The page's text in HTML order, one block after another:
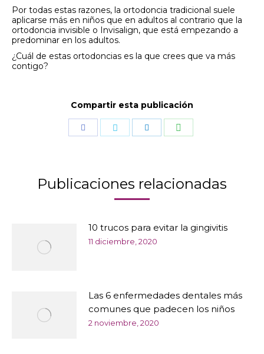
Por todas estas razones, la ortodoncia tradicional suele
aplicarse más en niños que en adultos al contrario que la
ortodoncia invisible o Invisalign, que está empezando a
predominar en los adultos.
¿Cuál de estas ortodoncias es la que crees que va más
contigo?
Compartir esta publicación
Compartir
Compartir
Publicaciones relacionadas
10 trucos para evitar la gingivitis
11 diciembre, 2020
Las 6 enfermedades dentales más
comunes que padecen los niños
2 noviembre, 2020